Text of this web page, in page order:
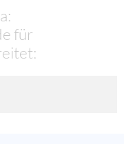
für